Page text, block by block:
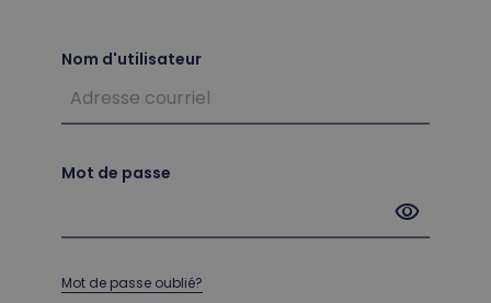
Nom d'utilisateur
Mot de passe
visibility
Mot de passe oublié?